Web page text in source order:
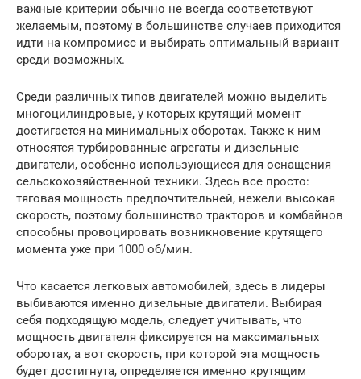
важные критерии обычно не всегда соответствуют
желаемым, поэтому в большинстве случаев приходится
идти на компромисс и выбирать оптимальный вариант
среди возможных.
Среди различных типов двигателей можно выделить
многоцилиндровые, у которых крутящий момент
достигается на минимальных оборотах. Также к ним
относятся турбированные агрегаты и дизельные
двигатели, особенно использующиеся для оснащения
сельскохозяйственной техники. Здесь все просто:
тяговая мощность предпочтительней, нежели высокая
скорость, поэтому большинство тракторов и комбайнов
способны провоцировать возникновение крутящего
момента уже при 1000 об/мин.
Что касается легковых автомобилей, здесь в лидеры
выбиваются именно дизельные двигатели. Выбирая
себя подходящую модель, следует учитывать, что
мощность двигателя фиксируется на максимальных
оборотах, а вот скорость, при которой эта мощность
будет достигнута, определяется именно крутящим